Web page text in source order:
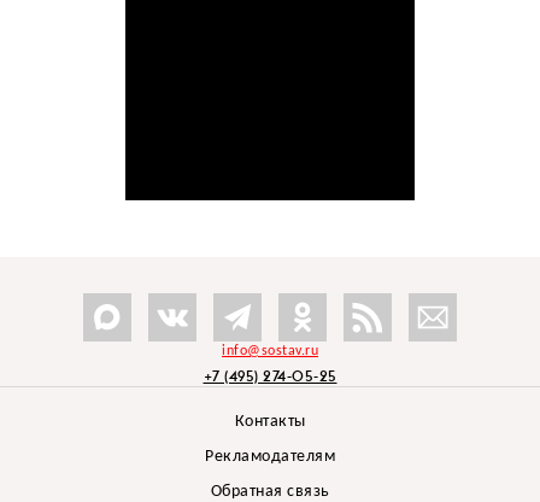
info@sostav.ru
+7 (495) 274-05-25
Контакты
Рекламодателям
Обратная связь